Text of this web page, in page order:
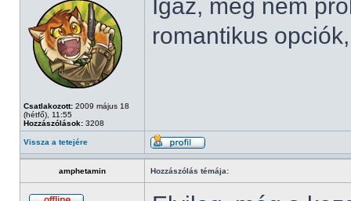
Csatlakozott: 2009 május 18
(hétfő), 11:55
Hozzászólások: 3208
Igaz, még nem
romantikus
Vissza a tetejére
amphetamin Hozzászólás témája: